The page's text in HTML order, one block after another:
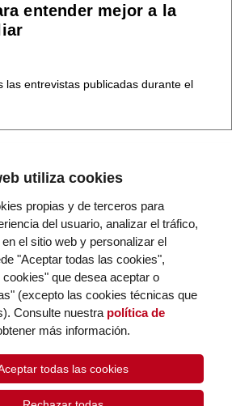
entender mejor a la
las entrevistas publicadas durante el
DE COOKIES
utiliza cookies
propias y de terceros para
del usuario, analizar el tráfico,
el sitio web y personalizar el
"Aceptar todas las cookies",
que desea aceptar o
(excepto las cookies técnicas que
Consulte nuestra política de
más información.
todas las cookies